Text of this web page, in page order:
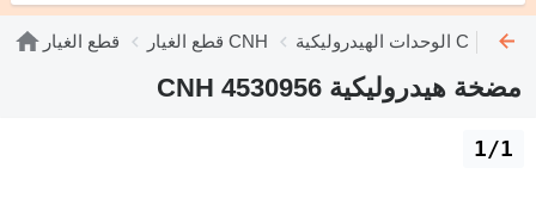
قطع الغيار قطع الغيار CNH الوحدات الهيدروليكية CNH
مضخة هيدروليكية CNH 4530956
1/1